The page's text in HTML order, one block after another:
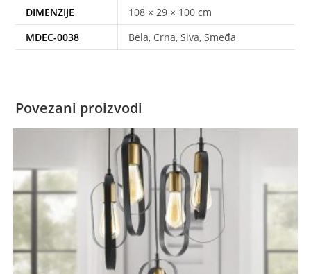
DIMENZIJE
108 × 29 × 100 cm
MDEC-0038
Bela, Crna, Siva, Smeđa
Povezani proizvodi